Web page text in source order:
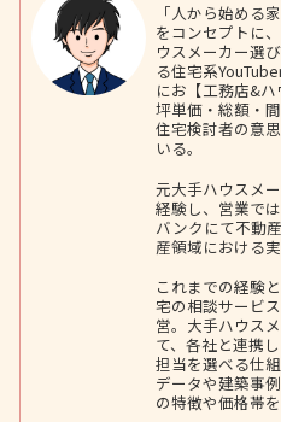
「人から始める
をコンセプトに
ウスメーカー選
る住宅系
にお【工務店&ハ
坪単価・総額・
住宅検討者の意
いる。
元大手ハウスメ
経験し、営業で
バンクにて不動
産領域における
これまでの経験
宅の相談サービ
営。大手ハウス
て、各社と連携
担当を選べる仕
データや建築事
の特徴や価格帯